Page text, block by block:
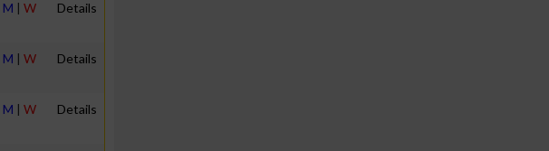
M | W Details
M | W Details
M | W Details